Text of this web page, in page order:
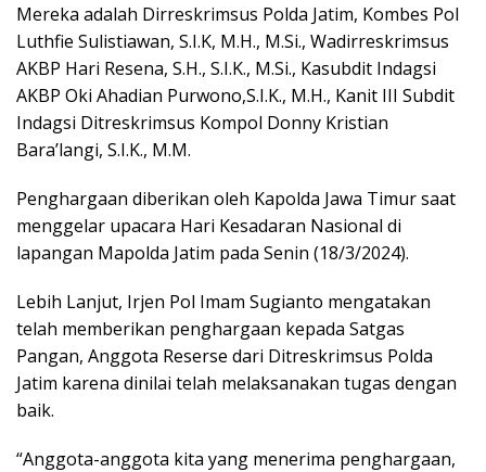
Mereka adalah Dirreskrimsus Polda Jatim, Kombes Pol
Luthfie Sulistiawan, S.I.K, M.H., M.Si., Wadirreskrimsus
AKBP Hari Resena, S.H., S.I.K., M.Si., Kasubdit Indagsi
AKBP Oki Ahadian Purwono,S.I.K., M.H., Kanit III Subdit
Indagsi Ditreskrimsus Kompol Donny Kristian
Bara’langi, S.I.K., M.M.
Penghargaan diberikan oleh Kapolda Jawa Timur saat
menggelar upacara Hari Kesadaran Nasional di
lapangan Mapolda Jatim pada Senin (18/3/2024).
Lebih Lanjut, Irjen Pol Imam Sugianto mengatakan
telah memberikan penghargaan kepada Satgas
Pangan, Anggota Reserse dari Ditreskrimsus Polda
Jatim karena dinilai telah melaksanakan tugas dengan
baik.
“Anggota-anggota kita yang menerima penghargaan,